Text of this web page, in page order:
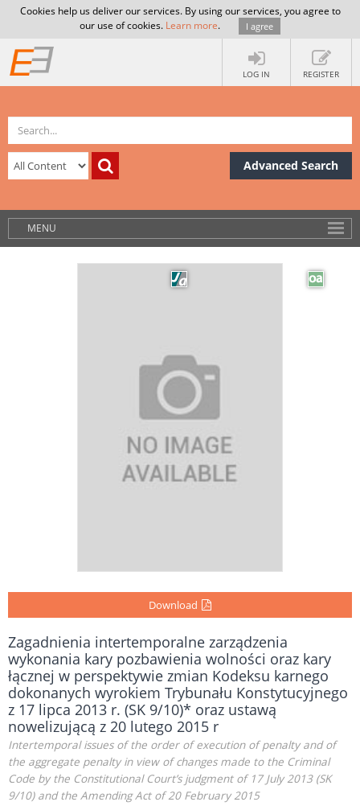
Cookies help us deliver our services. By using our services, you agree to
our use of cookies. Learn more. I agree
LOG IN REGISTER
Advanced Search
MENU
Download
Zagadnienia intertemporalne zarządzenia
wykonania kary pozbawienia wolności oraz kary
łącznej w perspektywie zmian Kodeksu karnego
dokonanych wyrokiem Trybunału Konstytucyjnego
z 17 lipca 2013 r. (SK 9/10)* oraz ustawą
nowelizującą z 20 lutego 2015 r
Intertemporal issues of the order of execution of penalty and of
the aggregate penalty in view of changes made to the Criminal
Code by the Constitutional Court’s judgment of 17 July 2013 (SK
9/10) and the Amending Act of 20 February 2015